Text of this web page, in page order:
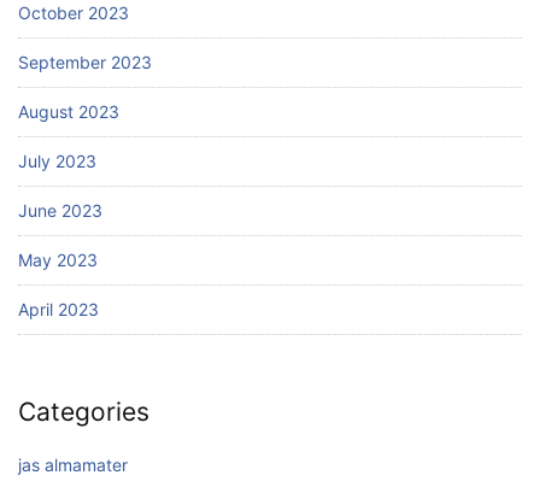
October 2023
September 2023
August 2023
July 2023
June 2023
May 2023
April 2023
Categories
jas almamater